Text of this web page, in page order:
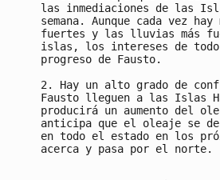
las inmediaciones de las
semana. Aunque cada vez
fuertes y las lluvias más
islas, los intereses de todo
progreso de Fausto.
2. Hay un alto grado de
Fausto lleguen a las Islas
producirá un aumento del
anticipa que el oleaje se
en todo el estado en los
acerca y pasa por el norte.